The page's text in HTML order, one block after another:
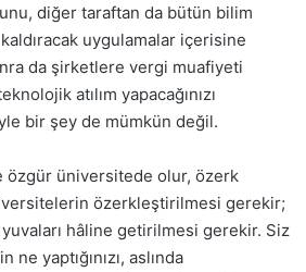
diğer taraftan da bütün bilim
uygulamalar içerisine
da şirketlere vergi muafiyeti
atılım yapacağınızı
bir şey de mümkün değil.
özgür üniversitede olur, özerk
özerkleştirilmesi gerekir;
hâline getirilmesi gerekir. Siz
ne yaptığınızı, aslında